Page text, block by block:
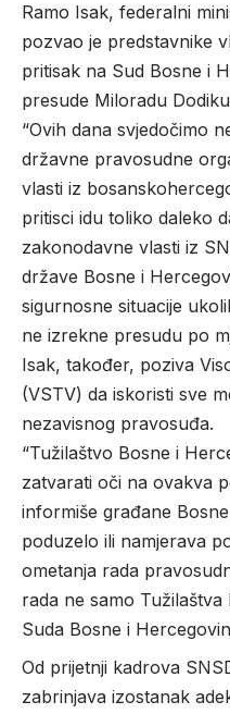
Ramo Isak, federalni
pozvao je predstavnike
pritisak na Sud Bosne i
presude Miloradu
“Ovih dana svjedočimo
državne pravosudne
vlasti iz
pritisci idu toliko daleko
zakonodavne vlasti iz
države Bosne i
sigurnosne situacije
ne izrekne presudu po
Isak, također, poziva
(VSTV) da iskoristi sve
nezavisnog pravosuđa.
“Tužilaštvo Bosne i
zatvarati oči na ovakva
informiše građane
poduzelo ili namjerava
ometanja rada
rada ne samo
Suda Bosne i
Od prijetnji kadrova
zabrinjava izostanak